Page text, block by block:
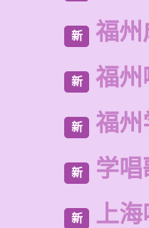
新 福州
新 福州
新 福州
新 学
新 上海